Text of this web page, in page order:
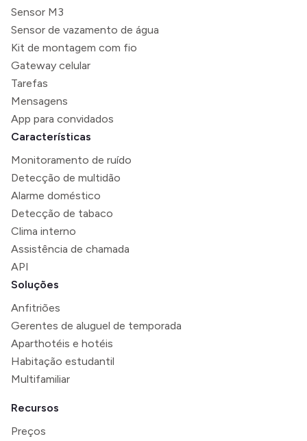
Sensor M3
Sensor de vazamento de água
Kit de montagem com fio
Gateway celular
Tarefas
Mensagens
App para convidados
Características
Monitoramento de ruído
Detecção de multidão
Alarme doméstico
Detecção de tabaco
Clima interno
Assistência de chamada
API
Soluções
Anfitriões
Gerentes de aluguel de temporada
Aparthotéis e hotéis
Habitação estudantil
Multifamiliar
Recursos
Preços